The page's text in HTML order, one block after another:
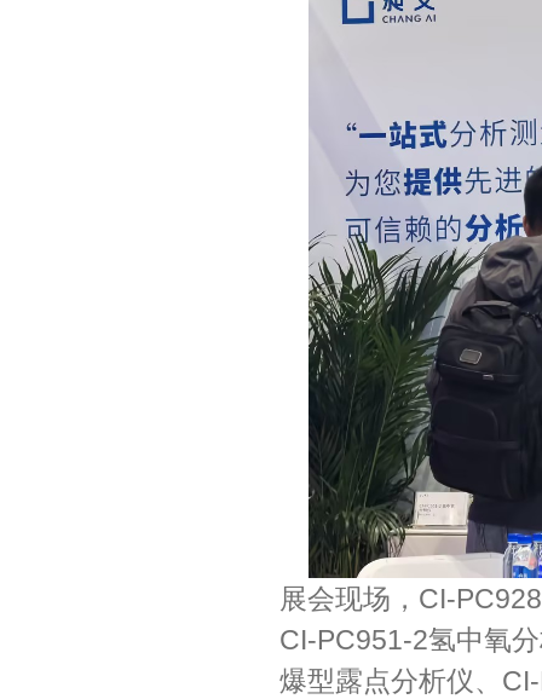
展会现场，CI-
CI-PC951-2氢中氧
爆型露点分析仪、